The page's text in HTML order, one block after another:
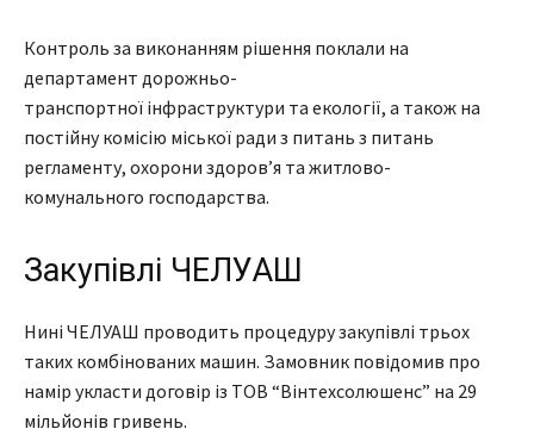
Контроль за виконанням рішення поклали на
департамент дорожньо-
транспортної інфраструктури та екології, а також на
постійну комісію міської ради з питань з питань
регламенту, охорони здоров’я та житлово-
комунального господарства.
Закупівлі ЧЕЛУАШ
Нині ЧЕЛУАШ проводить процедуру закупівлі трьох
таких комбінованих машин. Замовник повідомив про
намір укласти договір із ТОВ “Вінтехсолюшенс” на 29
мільйонів гривень.